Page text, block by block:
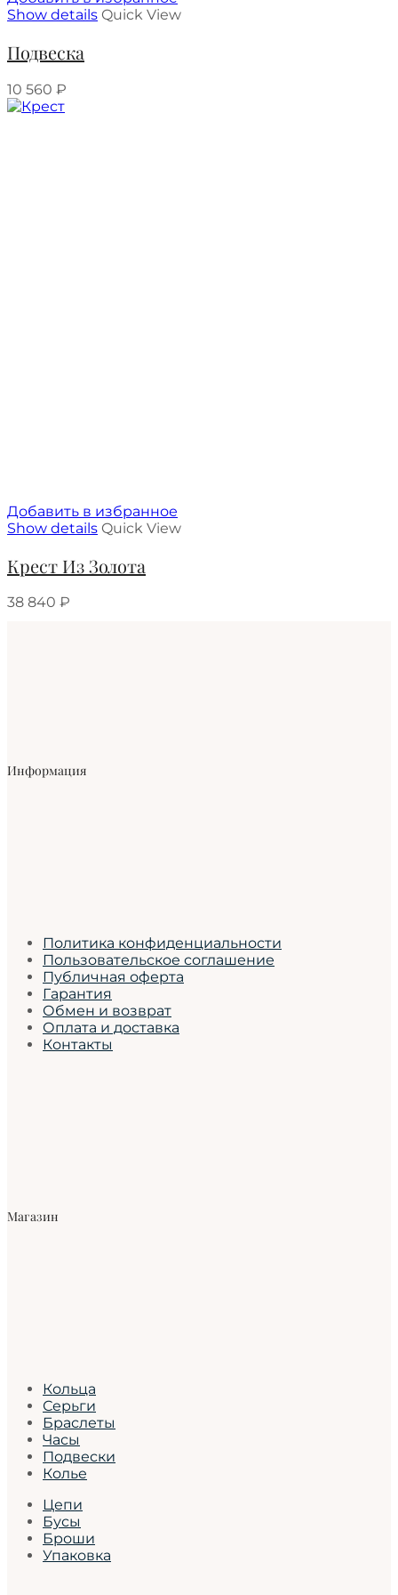
Show details Quick View
Подвеска
10 560 ₽
Добавить в избранное
Show details Quick View
Крест Из Золота
38 840 ₽
Информация
Политика конфиденциальности
Пользовательское соглашение
Публичная оферта
Гарантия
Обмен и возврат
Оплата и доставка
Контакты
Магазин
Кольца
Серьги
Браслеты
Часы
Подвески
Колье
Цепи
Бусы
Броши
Упаковка